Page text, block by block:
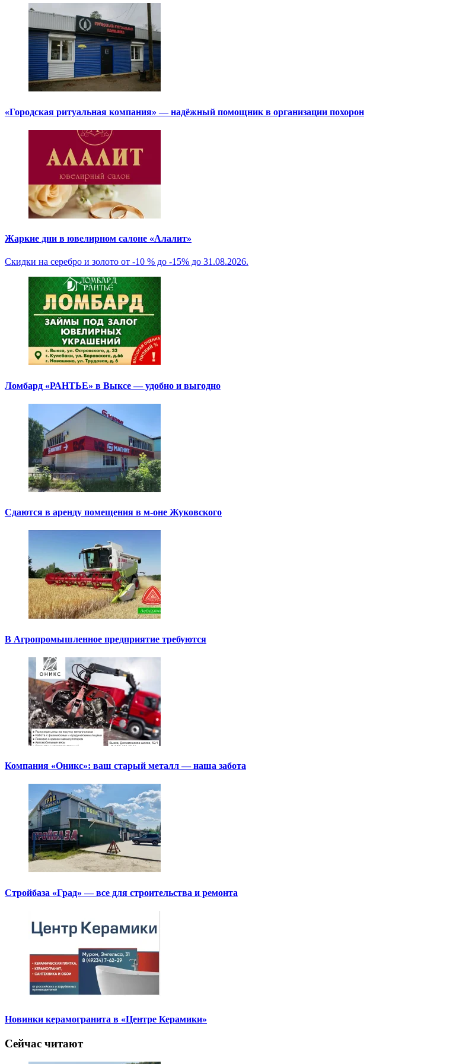
«Городская ритуальная компания» — надёжный помощник в организации похорон
Жаркие дни в ювелирном салоне «Алалит»
Скидки на серебро и золото от -10 % до -15% до 31.08.2026.
Ломбард «РАНТЬЕ» в Выксе — удобно и выгодно
Сдаются в аренду помещения в м-оне Жуковского
В Агропромышленное предприятие требуются
Компания «Оникс»: ваш старый металл — наша забота
Стройбаза «Град» — все для строительства и ремонта
Новинки керамогранита в «Центре Керамики»
Сейчас читают